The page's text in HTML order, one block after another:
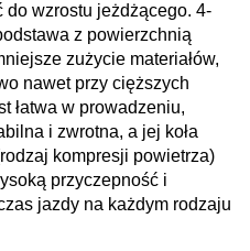
wzrostu jeżdżącego. 4-
z powierzchnią
zużycie materiałów,
nawet przy cięższych
łatwa w prowadzeniu,
i zwrotna, a jej koła
kompresji powietrza)
przyczepność i
jazdy na każdym rodzaju